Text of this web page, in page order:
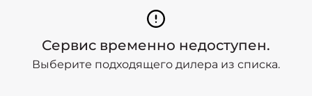
Сервис временно недоступен.
Выберите подходящего дилера из списка.